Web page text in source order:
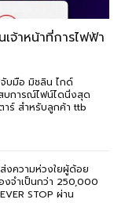
จ้าหน้าที่การไฟฟ้า
จับมือ มิชลิน ไกด์
บการณ์ไฟน์ไดนิ่งสุด
ร์ สำหรับลูกค้า ttb
งความห่วงใยผู้ด้อย
จำเป็นกว่า 250,000
STOP ผ่าน